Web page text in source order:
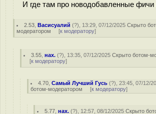
И где там про новодобавленные фичи
2.53 ,Васисуалий (?), 13:29, 07/12/2025Скрыто
модератором [к модератору]
3.55 ,нах. (?), 13:35, 07/12/2025Скрыто ботом-
[к модератору]
4.70 ,Самый Лучший Гусь (?), 23:45, 07/12/
ботом-модератором [к модератору]
5.77 ,нах. (?), 12:57, 08/12/2025Скрыто